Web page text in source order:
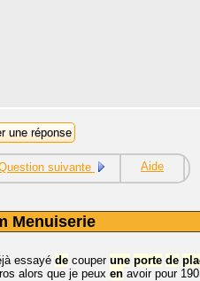
suivante Aide
Menuiserie
essayé de couper une porte de
alors que je peux en avoir pour